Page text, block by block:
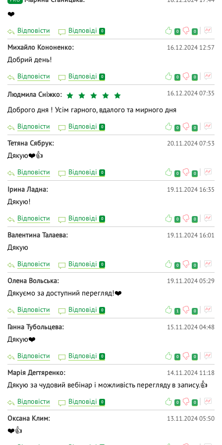
❤️
Відповісти Відповіді 0 0 0
Михайло Кононенко 16.12.2024 12:57
Добрий день!
Відповісти Відповіді 0 0 0
Людмила Сніжко 16.12.2024 07:35
Доброго дня ! Усім гарного, вдалого та мирного дня
Відповісти Відповіді 0 0 0
Тетяна Сябрук 20.11.2024 07:53
Дякую❤️👍
Відповісти Відповіді 0 0 0
Iрина Ладна 19.11.2024 16:35
Дякую!
Відповісти Відповіді 0 0 0
Валентина Талаева 19.11.2024 16:01
Дякую
Відповісти Відповіді 0 0 0
Олена Вольська 19.11.2024 05:29
Дякуємо за доступний перегляд!❤️
Відповісти Відповіді 0 1 0
Ганна Тубольцева 15.11.2024 04:48
Дякую❤️
Відповісти Відповіді 0 0 0
Марія Дегтяренко 14.11.2024 11:18
Дякую за чудовий вебінар і можливість перегляду в запису.👍
Відповісти Відповіді 0 0 0
Оксана Клим 13.11.2024 05:50
❤️👍